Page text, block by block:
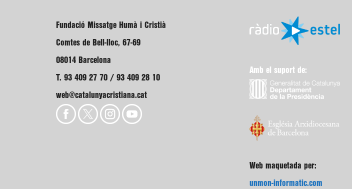
Fundació Missatge Humà i Cristià
Comtes de Bell-lloc, 67-69
08014 Barcelona
T. 93 409 27 70 / 93 409 28 10
web@catalunyacristiana.cat
Amb el suport de:
Web maquetada per:
unmon-informatic.com